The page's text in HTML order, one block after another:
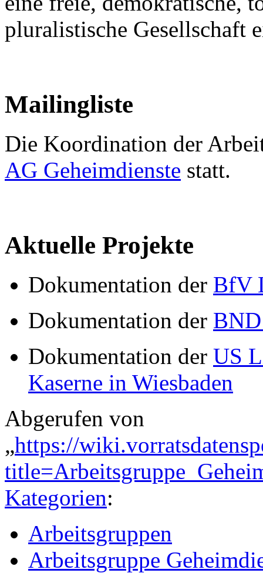
pluralistische Gesellschaft
Mailingliste
Die Koordination der
AG Geheimdienste statt.
Aktuelle Projekte
Dokumentation der BfV
Dokumentation der
Dokumentation der US
Kaserne in Wiesbaden
Abgerufen von
„https://
Kategorien:
Arbeitsgruppen
Arbeitsgruppe